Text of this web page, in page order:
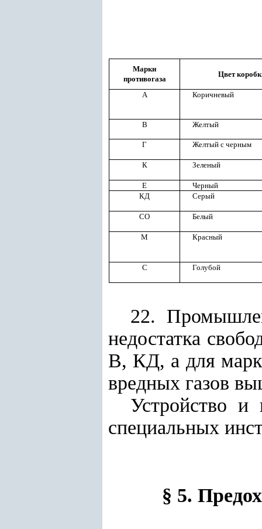
Марки
противогаза
Цвет
А Коричневый
В Желтый
Г Желтый с черным
К Зеленый
Е
Черный
КД
Серый
СО Белый
М Красный
С Голубой
22.
недостатка
В, КД, а для
вредных газов
Устройство и
специальных
§ 5.